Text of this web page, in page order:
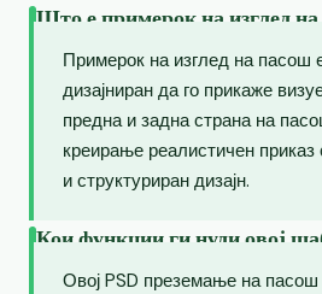
Што е примерок на изглед
Примерок на изглед на пасош
дизајниран да го прикаже
предна и задна страна на
креирање реалистичен
и структуриран дизајн.
Кои функции ги нуди овој
Овој PSD преземање на